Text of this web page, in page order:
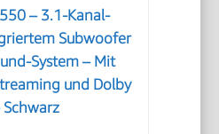
– 3.1-Kanal-
Subwoofer
System – Mit
und Dolby